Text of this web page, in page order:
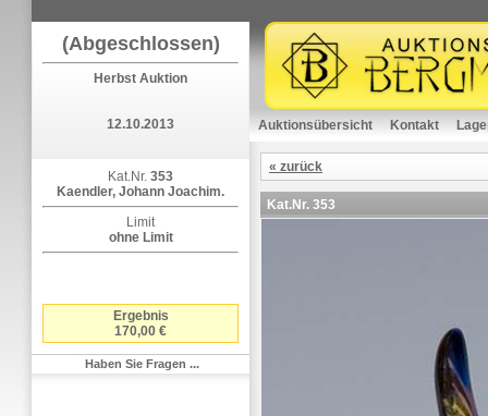
(Abgeschlossen)
Herbst Auktion
12.10.2013
Kat.Nr. 353
Kaendler, Johann Joachim.
Limit
ohne Limit
Ergebnis
170,00 €
Haben Sie Fragen ...
Auktionsübersicht Kontakt
« zurück
Kat.Nr. 353